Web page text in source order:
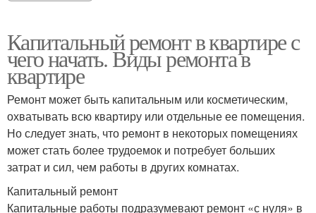
Капитальный ремонт в квартире с
чего начать. Виды ремонта в
квартире
Ремонт может быть капитальным или косметическим,
охватывать всю квартиру или отдельные ее помещения.
Но следует знать, что ремонт в некоторых помещениях
может стать более трудоемок и потребует больших
затрат и сил, чем работы в других комнатах.
Капитальный ремонт
Капитальные работы подразумевают ремонт «с нуля» в